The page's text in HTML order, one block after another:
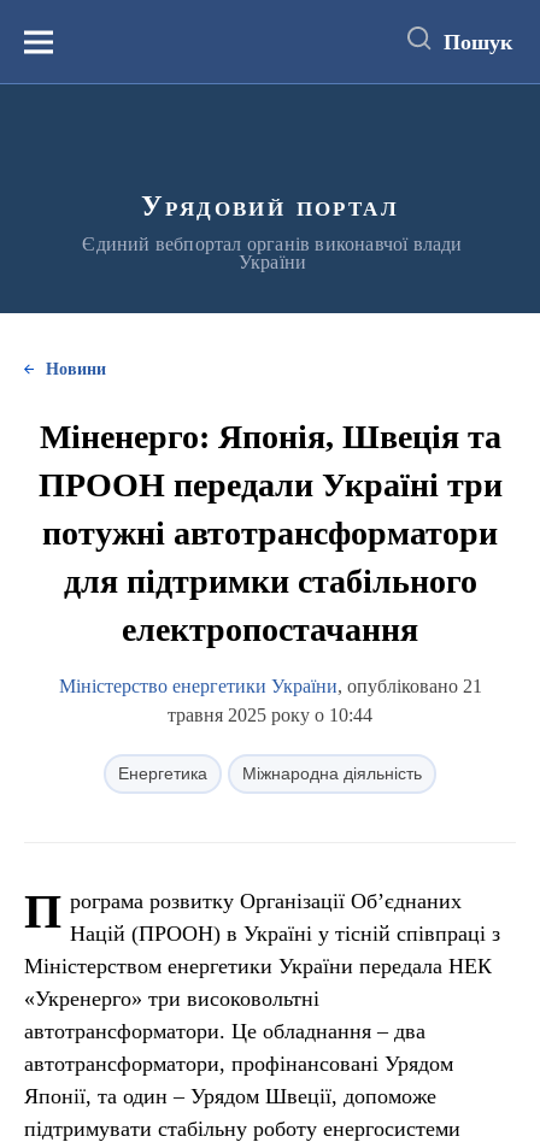
вмістуМеню Пошук
Урядовий портал
Єдиний вебпортал органів виконавчої влади
України
Новини
Міненерго: Японія, Швеція та
ПРООН передали Україні три
потужні автотрансформатори
для підтримки стабільного
електропостачання
Міністерство енергетики України, опубліковано 21
травня 2025 року о 10:44
Енергетика Міжнародна діяльність
П рограма розвитку Організації Об’єднаних
Націй (ПРООН) в Україні у тісній співпраці з
Міністерством енергетики України передала НЕК
«Укренерго» три високовольтні
автотрансформатори. Це обладнання – два
автотрансформатори, профінансовані Урядом
Японії, та один – Урядом Швеції, допоможе
підтримувати стабільну роботу енергосистеми